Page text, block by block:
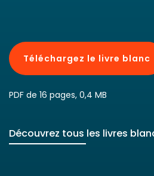
Téléchargez le livre blanc
PDF de 16 pages, 0,4 MB
Découvrez tous les livres